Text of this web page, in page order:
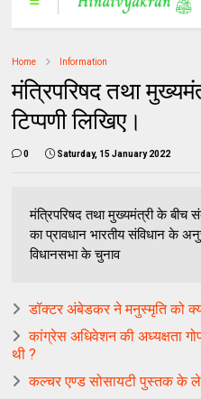
Home Information
मंत्रिपरिषद तथा
टिप्पणी लिखिए।
0 Saturday, 15 January 2022
मंत्रिपरिषद तथा मुख्यमंत्री के बीच
का प्रावधान भारतीय संविधान के
विधानसभा के चुनाव
डॉक्टर अंबेडकर ने मनुस्मृति को
कांग्रेस अधिवेशन की अध्यक्षता
थी ?
कल्चर एण्ड सोसायटी पुस्तक के